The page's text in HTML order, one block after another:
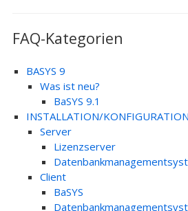
FAQ-Kategorien
BASYS 9
Was ist neu?
BaSYS 9.1
INSTALLATION/KONFIGURATION
Server
Lizenzserver
Client
BaSYS